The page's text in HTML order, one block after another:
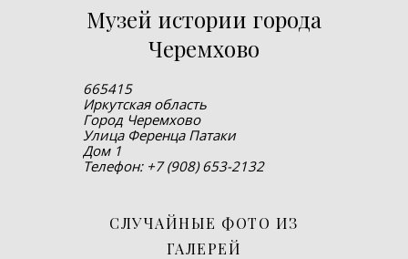
Музей истории города
Черемхово
665415
Иркутская область
Город Черемхово
Улица Ференца Патаки
Дом 1
Телефон: +7 (908) 653-2132
СЛУЧАЙНЫЕ ФОТО ИЗ
ГАЛЕРЕЙ